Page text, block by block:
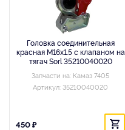
Головка соединительная
красная M16x1.5 с клапаном на
тягач Sorl 35210040020
Запчасти на: Камаз 7405
Артикул: 35210040020
450 ₽